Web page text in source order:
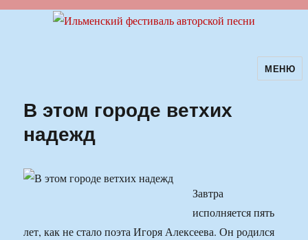
Ильменский фестиваль авторскойМЕНЮ
В этом городе ветхих
надежд
Завтра
исполняется пять
лет, как не стало поэта Игоря Алексеева. Он родился